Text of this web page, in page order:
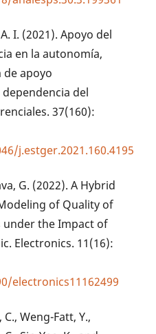
I. (2021). Apoyo del
en la autonomía,
de apoyo
del
37(160):
j.estger.2021.160.4195
G. (2022). A Hybrid
of Quality of
under the Impact of
Electronics. 11(16):
electronics11162499
Weng-Fatt, Y.,